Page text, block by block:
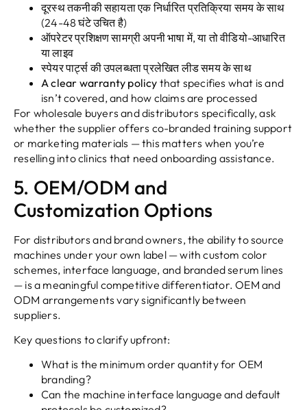
दूरस्थ तकनीकी सहायताएक निर्धारित प्रतिक्रिया समय के साथ
(24-48 घंटे उचित है)
ऑपरेटर प्रशिक्षण सामग्रीअपनी भाषा में, या तो वीडियो-आधारित
या लाइव
स्पेयर पार्ट्स की उपलब्धताप्रलेखित लीड समय के साथ
A clear warranty policy that specifies what is and
isn’t covered,and how claims are processed
For wholesale buyers and distributors specifically,ask
whether the supplier offers co-branded training support
or marketing materials — this matters when you’re
reselling into clinics that need onboarding assistance.
5. OEM/ODM and
Customization Options
For distributors and brand owners,the ability to source
machines under your own label — with custom color
schemes, interface language, and branded serum lines
— is a meaningful competitive differentiator.OEM and
ODM arrangements vary significantly between
suppliers.
Key questions to clarify upfront:
What is the minimum order quantity for OEM
branding?
Can the machine interface language and default